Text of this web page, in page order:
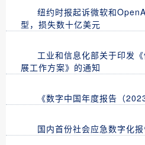
纽约时报起诉微软和
型，损失数十亿美元
工业和信息化部关于印发
展工作方案》的通知
《数字中国年度报告（
国内首份社会应急数字化